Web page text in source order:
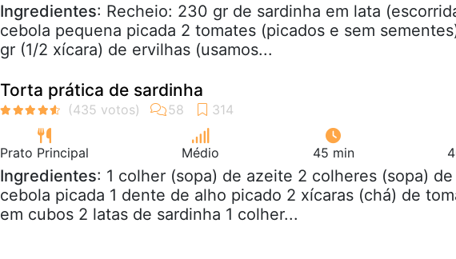
Ingredientes: Recheio: 230 gr de sardinha em lata
cebola pequena picada 2 tomates (picados e sem
gr (1/2 xícara) de ervilhas (usamos...
Torta prática de sardinha
Prato Principal Médio 45 min
Ingredientes: 1 colher (sopa) de azeite 2 colheres (sopa) de
cebola picada 1 dente de alho picado 2 xícaras (chá) de
em cubos 2 latas de sardinha 1 colher...